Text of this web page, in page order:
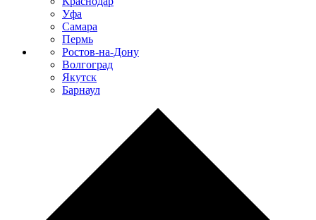
Уфа
Самара
Пермь
Ростов-на-Дону
Волгоград
Якутск
Барнаул